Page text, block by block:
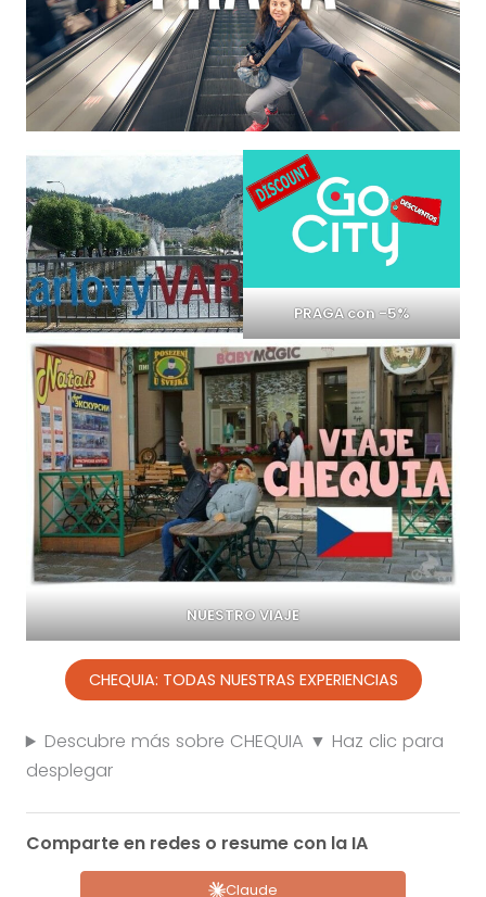
PRAGA con -5%
NUESTRO VIAJE
CHEQUIA: TODAS NUESTRAS EXPERIENCIAS
Descubre más sobre CHEQUIA ▼ Haz clic para
desplegar
Comparte en redes o resume con la IA
Claude